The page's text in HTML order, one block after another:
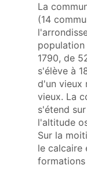
La
(14
1790, de
s'élève à
d'un vieux
vieux. La
s'étend
l'altitude
Sur la
le calcaire